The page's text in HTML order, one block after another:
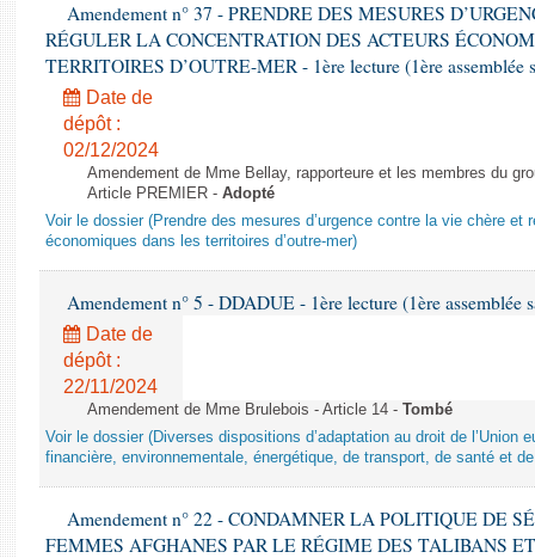
Amendement n° 37 - PRENDRE DES MESURES
RÉGULER LA CONCENTRATION DES ACTEURS
TERRITOIRES D’OUTRE-MER - 1ère lecture (1ère assemblée
Date de
dépôt :
02/12/2024
Amendement de Mme Bellay, rapporteure et les membres du
Article PREMIER - Adopté
Voir le dossier (Prendre des mesures d’urgence contre la vie chère et
économiques dans les territoires d’outre-mer)
Amendement n° 5 - DDADUE - 1ère lecture (1ère assemblée
Date de
dépôt :
22/11/2024
Amendement de Mme Brulebois - Article 14 - Tombé
Voir le dossier (Diverses dispositions d’adaptation au droit de l’Union
financière, environnementale, énergétique, de transport, de santé et
Amendement n° 22 - CONDAMNER LA POLITIQUE DE
FEMMES AFGHANES PAR LE RÉGIME DES TALIBANS